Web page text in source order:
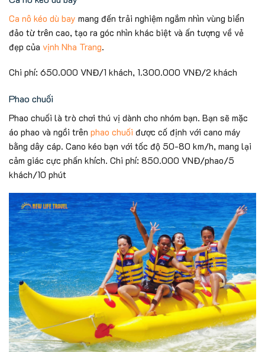
Ca nô kéo dù bay mang đến trải nghiệm ngắm nhìn vùng biển
đảo từ trên cao, tạo ra góc nhìn khác biệt và ấn tượng về vẻ
đẹp của vịnh Nha Trang.
Chi phí: 650.000 VNĐ/1 khách, 1.300.000 VNĐ/2 khách
Phao chuối
Phao chuối là trò chơi thú vị dành cho nhóm bạn. Bạn sẽ mặc
áo phao và ngồi trên phao chuối được cố định với cano máy
bằng dây cáp. Cano kéo bạn với tốc độ 50-80 km/h, mang lại
cảm giác cực phấn khích. Chi phí: 850.000 VNĐ/phao/5
khách/10 phút